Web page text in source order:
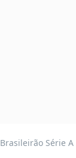
Brasileirão Série A